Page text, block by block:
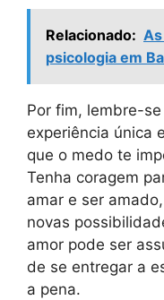
Relacionado:
psicologia em
Por fim, lembre-
experiência única
que o medo te
Tenha coragem
amar e ser
novas
amor pode ser
de se entregar a
a pena.